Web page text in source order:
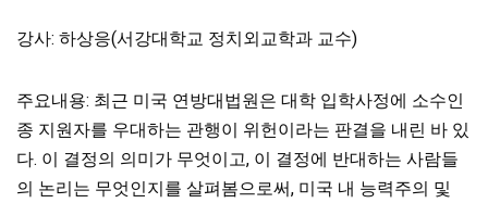
강사: 하상응(서강대학교 정치외교학과 교수)
주요내용: 최근 미국 연방대법원은 대학 입학사정에 소수인
종 지원자를 우대하는 관행이 위헌이라는 판결을 내린 바 있
다. 이 결정의 의미가 무엇이고, 이 결정에 반대하는 사람들
의 논리는 무엇인지를 살펴봄으로써, 미국 내 능력주의 및